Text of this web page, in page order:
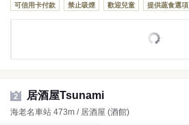
可信用卡付款 禁止吸煙 歡迎兒童 提供蔬食選項
2 居酒屋Tsunami
海老名車站 473m / 居酒屋 (酒館)